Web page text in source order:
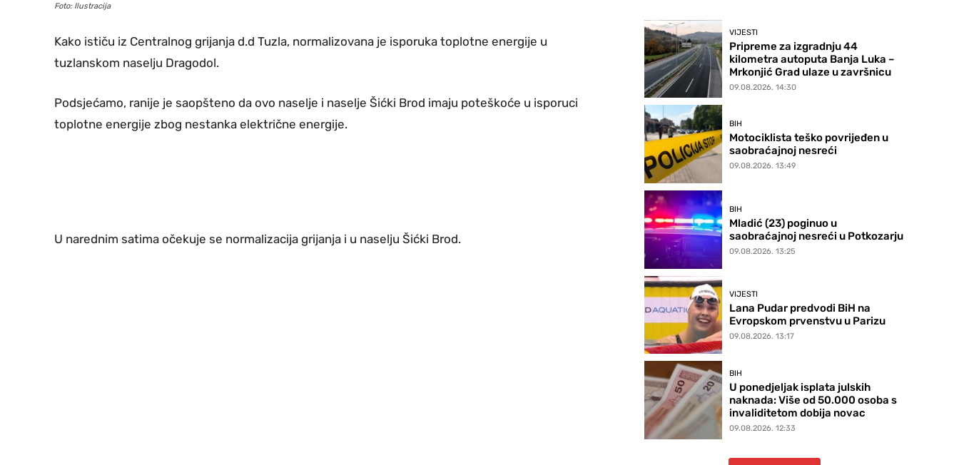
Foto: Ilustracija
Kako ističu iz Centralnog grijanja d.d Tuzla, normalizovana je isporuka toplotne energije u
tuzlanskom naselju Dragodol.
Podsjećamo, ranije je saopšteno da ovo naselje i naselje Šićki Brod imaju poteškoće u isporuci
toplotne energije zbog nestanka električne energije.
U narednim satima očekuje se normalizacija grijanja i u naselju Šićki Brod.
VIJESTI
Pripreme za izgradnju 44
kilometra autoputa Banja Luka –
Mrkonjić Grad ulaze u završnicu
09.08.2026. 14:30
BIH
Motociklista teško povrijeđen u
saobraćajnoj nesreći
09.08.2026. 13:49
BIH
Mladić (23) poginuo u
saobraćajnoj nesreći u Potkozarju
09.08.2026. 13:25
VIJESTI
Lana Pudar predvodi BiH na
Evropskom prvenstvu u Parizu
09.08.2026. 13:17
BIH
U ponedjeljak isplata julskih
naknada: Više od 50.000 osoba s
invaliditetom dobija novac
09.08.2026. 12:33